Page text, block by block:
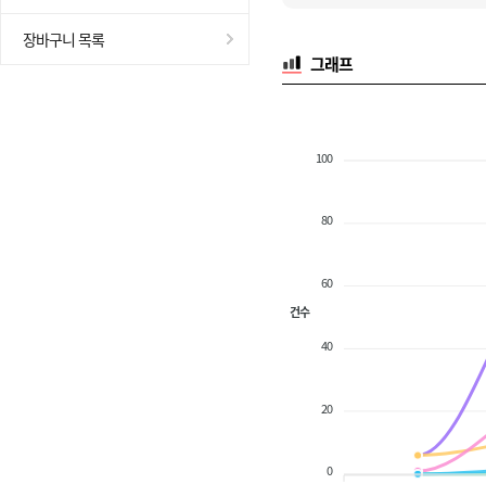
장바구니 목록
그래프
100
80
60
40
20
0
건수